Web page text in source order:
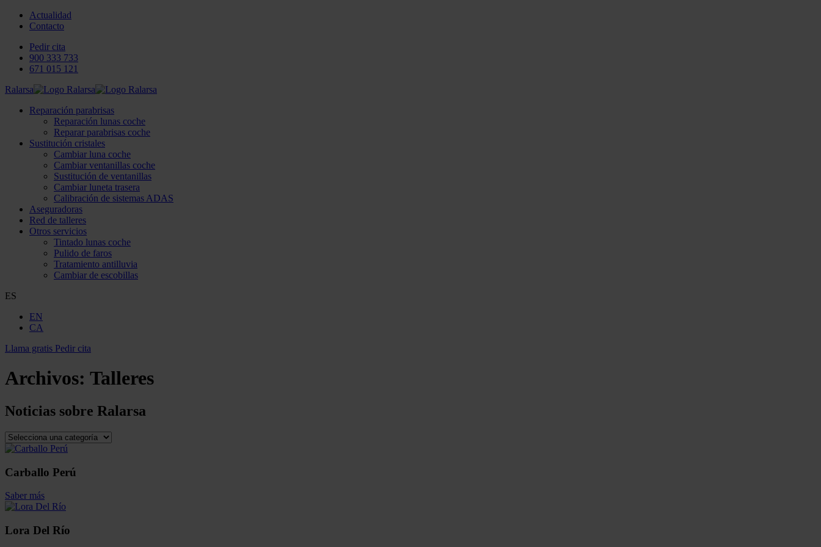
Actualidad
Contacto
Pedir cita
900 333 733
671 015 121
Ralarsa
Reparación parabrisas
Reparación lunas coche
Reparar parabrisas coche
Sustitución cristales
Cambiar luna coche
Cambiar ventanillas coche
Sustitución de ventanillas
Cambiar luneta trasera
Calibración de sistemas ADAS
Aseguradoras
Red de talleres
Otros servicios
Tintado lunas coche
Pulido de faros
Tratamiento antilluvia
Cambiar de escobillas
ES
EN
CA
Llama gratis Pedir cita
Archivos: Talleres
Noticias sobre Ralarsa
Carballo Perú
Saber más
Lora Del Río